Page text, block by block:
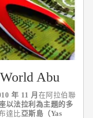
Abu
年 11 月 在阿拉伯聯
以法拉利為主題的多
達比亞斯島（Yas